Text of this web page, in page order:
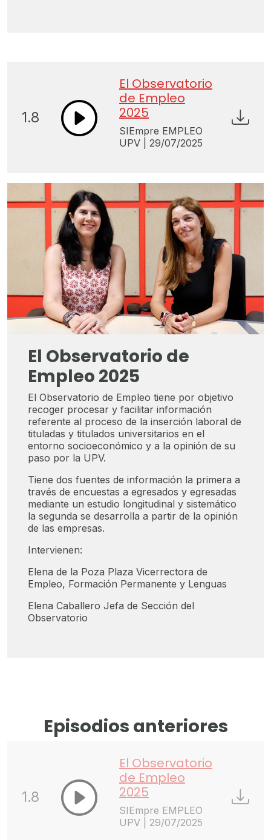
1.8
El Observatorio
de Empleo
2025
SIEmpre EMPLEO
UPV | 29/07/2025
El Observatorio de
Empleo 2025
El Observatorio de Empleo tiene por objetivo
recoger procesar y facilitar información
referente al proceso de la inserción laboral de
tituladas y titulados universitarios en el
entorno socioeconómico y a la opinión de su
paso por la UPV.
Tiene dos fuentes de información la primera a
través de encuestas a egresados y egresadas
mediante un estudio longitudinal y sistemático
la segunda se desarrolla a partir de la opinión
de las empresas.
Intervienen:
Elena de la Poza Plaza Vicerrectora de
Empleo, Formación Permanente y Lenguas
Elena Caballero Jefa de Sección del
Observatorio
Episodios anteriores
1.8
El Observatorio
de Empleo
2025
SIEmpre EMPLEO
UPV | 29/07/2025